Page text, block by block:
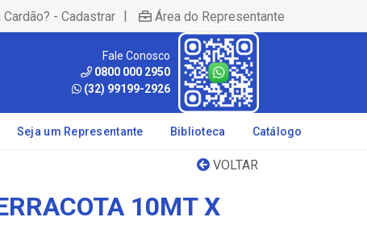
- Cadastrar | Área do Representante
Fale Conosco
0800 000 2950
(32) 99199-2926
Seja um Representante Biblioteca Catálogo
VOLTAR
10MT X